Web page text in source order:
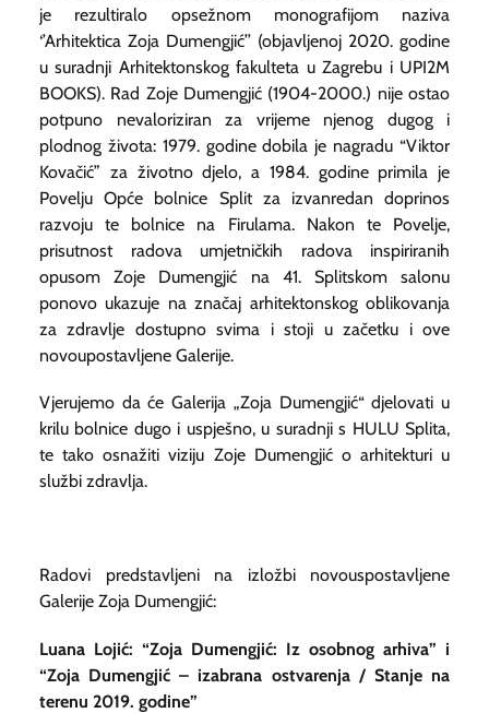
je rezultiralo opsežnom monografijom naziva
‘’Arhitektica Zoja Dumengjić’’ (objavljenoj 2020. godine
u suradnji Arhitektonskog fakulteta u Zagrebu i UPI2M
BOOKS). Rad Zoje Dumengjić (1904-2000.) nije ostao
potpuno nevaloriziran za vrijeme njenog dugog i
plodnog života: 1979. godine dobila je nagradu “Viktor
Kovačić” za životno djelo, a 1984. godine primila je
Povelju Opće bolnice Split za izvanredan doprinos
razvoju te bolnice na Firulama. Nakon te Povelje,
prisutnost radova umjetničkih radova inspiriranih
opusom Zoje Dumengjić na 41. Splitskom salonu
ponovo ukazuje na značaj arhitektonskog oblikovanja
za zdravlje dostupno svima i stoji u začetku i ove
novoupostavljene Galerije.
Vjerujemo da će Galerija „Zoja Dumengjić“ djelovati u
krilu bolnice dugo i uspješno, u suradnji s HULU Splita,
te tako osnažiti viziju Zoje Dumengjić o arhitekturi u
službi zdravlja.
Radovi predstavljeni na izložbi novouspostavljene
Galerije Zoja Dumengjić:
Luana Lojić: “Zoja Dumengjić: Iz osobnog arhiva” i
“Zoja Dumengjić – izabrana ostvarenja / Stanje na
terenu 2019. godine”